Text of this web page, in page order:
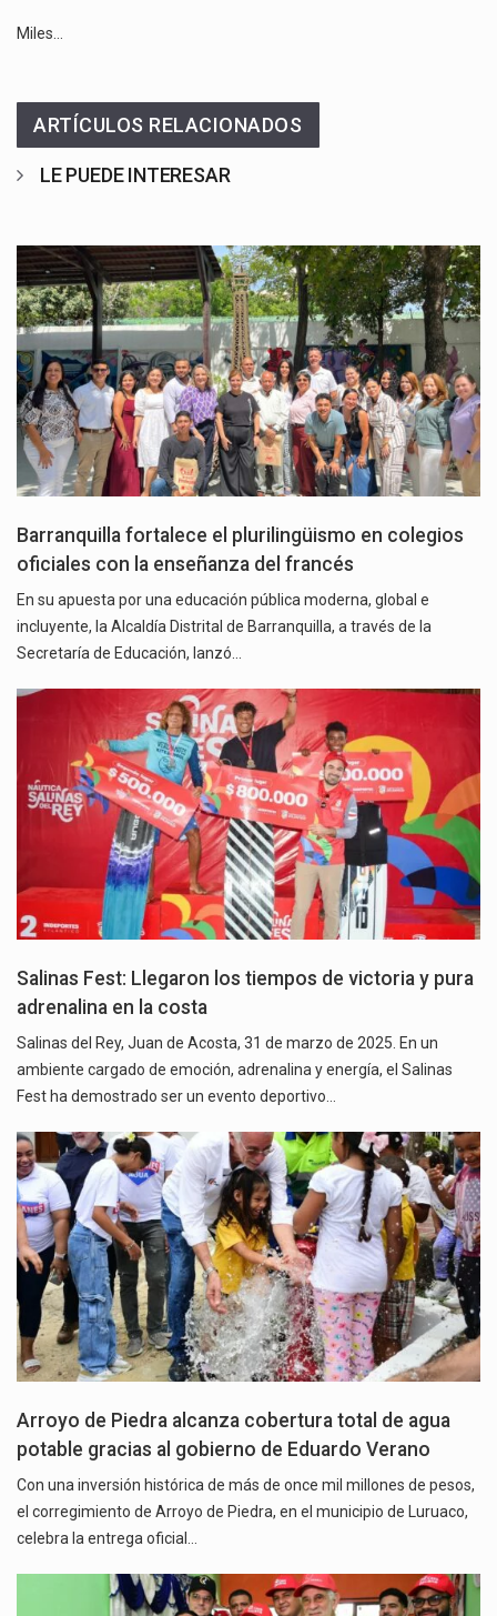
Miles…
ARTÍCULOS RELACIONADOS
LE PUEDE INTERESAR
Barranquilla fortalece el plurilingüismo en colegios
oficiales con la enseñanza del francés
En su apuesta por una educación pública moderna, global e
incluyente, la Alcaldía Distrital de Barranquilla, a través de la
Secretaría de Educación, lanzó…
Salinas Fest: Llegaron los tiempos de victoria y pura
adrenalina en la costa
Salinas del Rey, Juan de Acosta, 31 de marzo de 2025. En un
ambiente cargado de emoción, adrenalina y energía, el Salinas
Fest ha demostrado ser un evento deportivo…
Arroyo de Piedra alcanza cobertura total de agua
potable gracias al gobierno de Eduardo Verano
Con una inversión histórica de más de once mil millones de pesos,
el corregimiento de Arroyo de Piedra, en el municipio de Luruaco,
celebra la entrega oficial…